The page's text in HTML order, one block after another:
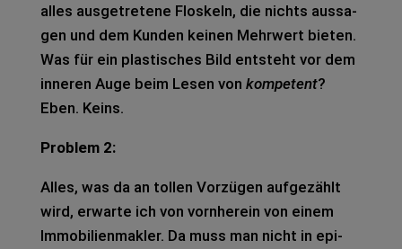
alles aus­ge­tre­te­ne Flos­keln, die nichts aus­sa­
gen und dem Kun­den kei­nen Mehr­wert bie­ten.
Was für ein plas­ti­sches Bild ent­steht vor dem
inne­ren Auge beim Lesen von kom­pe­tent?
Eben. Keins.
Pro­blem 2:
Alles, was da an tol­len Vor­zü­gen auf­ge­zählt
wird, erwar­te ich von vorn­her­ein von einem
Immo­bi­li­en­mak­ler. Da muss man nicht in epi­